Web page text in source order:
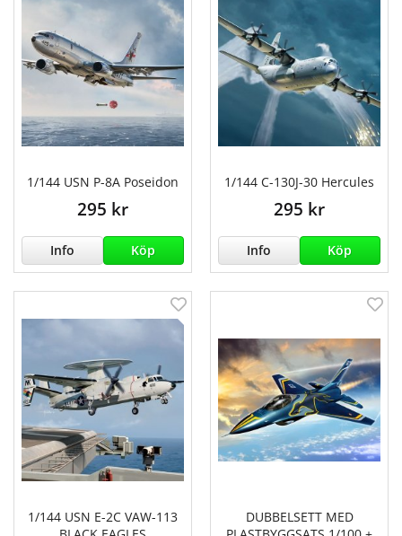
1/144 USN P-8A Poseidon
295 kr
Info Köp
1/144 C-130J-30 Hercules
295 kr
Info Köp
1/144 USN E-2C VAW-113
DUBBELSETT MED